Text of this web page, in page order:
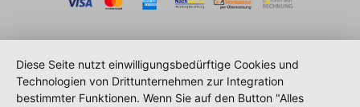
Diese Seite nutzt einwilligungsbedürftige Cookies und
Technologien von Drittunternehmen zur Integration
bestimmter Funktionen. Wenn Sie auf den Button "Alles